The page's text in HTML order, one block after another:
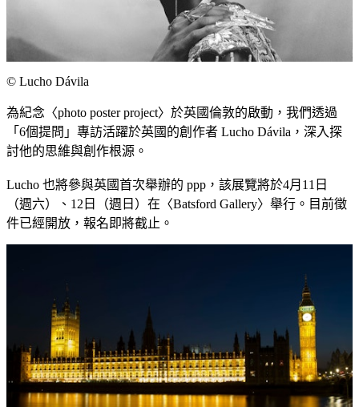
©︎ Lucho Dávila
為紀念〈photo poster project〉於英國倫敦的啟動，我們透過
「6個提問」專訪活躍於英國的創作者 Lucho Dávila，深入探
討他的思維與創作根源。
Lucho 也將參與英國首次舉辦的 ppp，該展覽將於4月11日
（週六）、12日（週日）在〈Batsford Gallery〉舉行。目前徵
件已經開放，報名即將截止。